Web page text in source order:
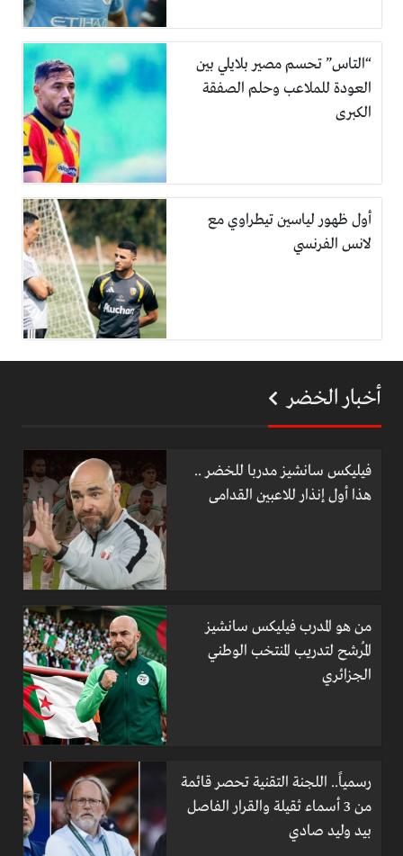
“التاس” تحسم مصير بلايلي بين
العودة للملاعب وحلم الصفقة
الكبرى
أول ظهور لياسين تيطراوي مع
لانس الفرنسي
أخبار الخضر
فيليكس سانشيز مدربا للخضر ..
هذا أول إنذار للاعبين القدامى
من هو المدرب فيليكس سانشيز
المُرشح لتدريب المنتخب الوطني
الجزائري
رسمياً.. اللجنة التقنية تحصر قائمة
من 3 أسماء ثقيلة والقرار الفاصل
بيد وليد صادي